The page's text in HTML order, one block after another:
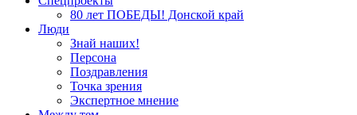
80 лет ПОБЕДЫ! Донской край
Люди
Знай наших!
Персона
Поздравления
Точка зрения
Экспертное мнение